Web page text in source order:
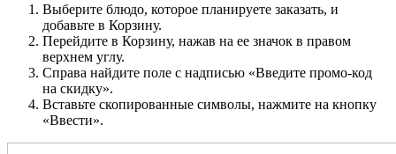
Выберите блюдо, которое планируете заказать, и
добавьте в Корзину.
Перейдите в Корзину, нажав на ее значок в правом
верхнем углу.
Справа найдите поле с надписью «Введите промо-код
на скидку».
Вставьте скопированные символы, нажмите на кнопку
«Ввести».